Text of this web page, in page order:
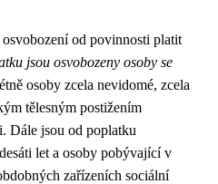
od povinnosti platit
jsou osvobozeny osoby se
osoby zcela nevidomé, zcela
tělesným postižením
Dále jsou od poplatku
let a osoby pobývající v
zařízeních sociální